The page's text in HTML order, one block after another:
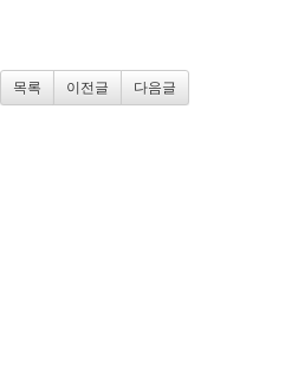
목록 이전글 다음글